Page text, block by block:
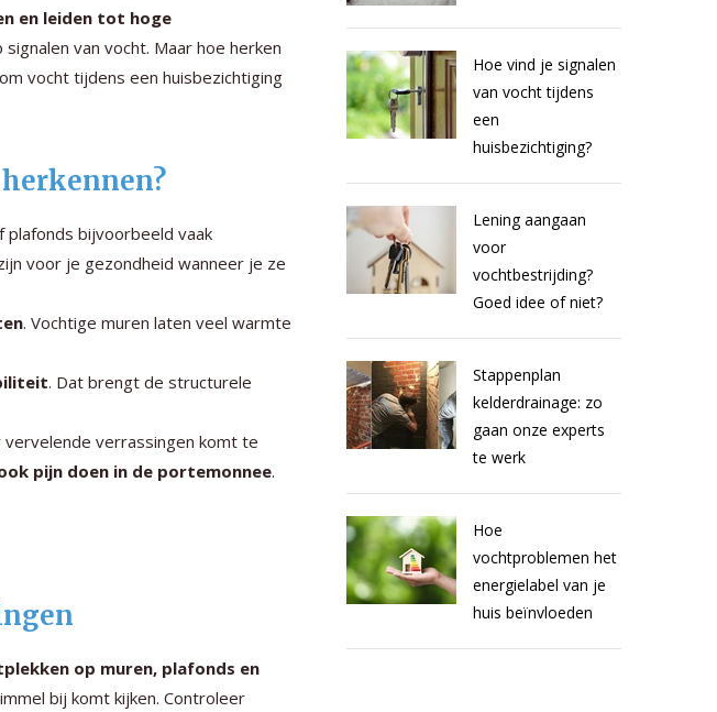
en leiden tot hoge
van vocht. Maar hoe herken
vocht tijdens een huisbezichtiging
plafonds bijvoorbeeld vaak
voor je gezondheid wanneer je ze
. Vochtige muren laten veel warmte
. Dat brengt de structurele
verrassingen komt te
pijn doen in de portemonnee.
op muren, plafonds en
bij komt kijken. Controleer
Hoe vind je signalen
van vocht tijdens
een
huisbezichtiging?
Lening aangaan
voor
vochtbestrijding?
Goed idee of niet?
Stappenplan
kelderdrainage: zo
gaan onze experts
te werk
Hoe
vochtproblemen het
energielabel van je
huis beïnvloeden